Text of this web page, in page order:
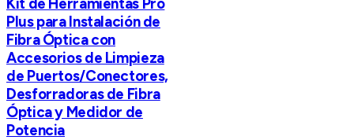
Plus para Instalación de
Fibra Óptica con
Accesorios de Limpieza
de Puertos/Conectores,
Desforradoras de Fibra
Óptica y Medidor de
Potencia